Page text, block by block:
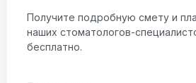
Получите подробную смету и
наших стоматологов-
бесплатно.